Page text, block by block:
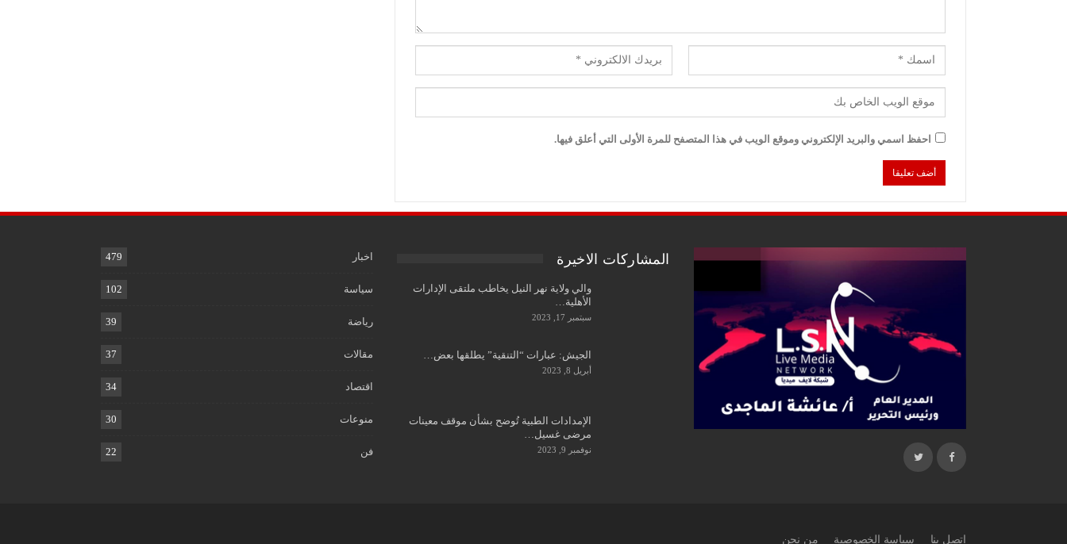
احفظ اسمي والبريد الإلكتروني وموقع الويب في هذا المتصفح للمرة الأولى التي أعلق فيها.
المشاركات الاخيرة
والي ولاية نهر النيل يخاطب ملتقى الإدارات
الأهلية…
سبتمبر 17, 2023
الجيش: عبارات “التنقية” يطلقها بعض…
أبريل 8, 2023
الإمدادات الطبية تُوضح بشأن موقف معينات
مرضى غسيل…
نوفمبر 9, 2023
اخبار 479
سياسة 102
رياضة 39
مقالات 37
اقتصاد 34
منوعات 30
فن 22
اتصل بنا سياسة الخصوصية من نحن